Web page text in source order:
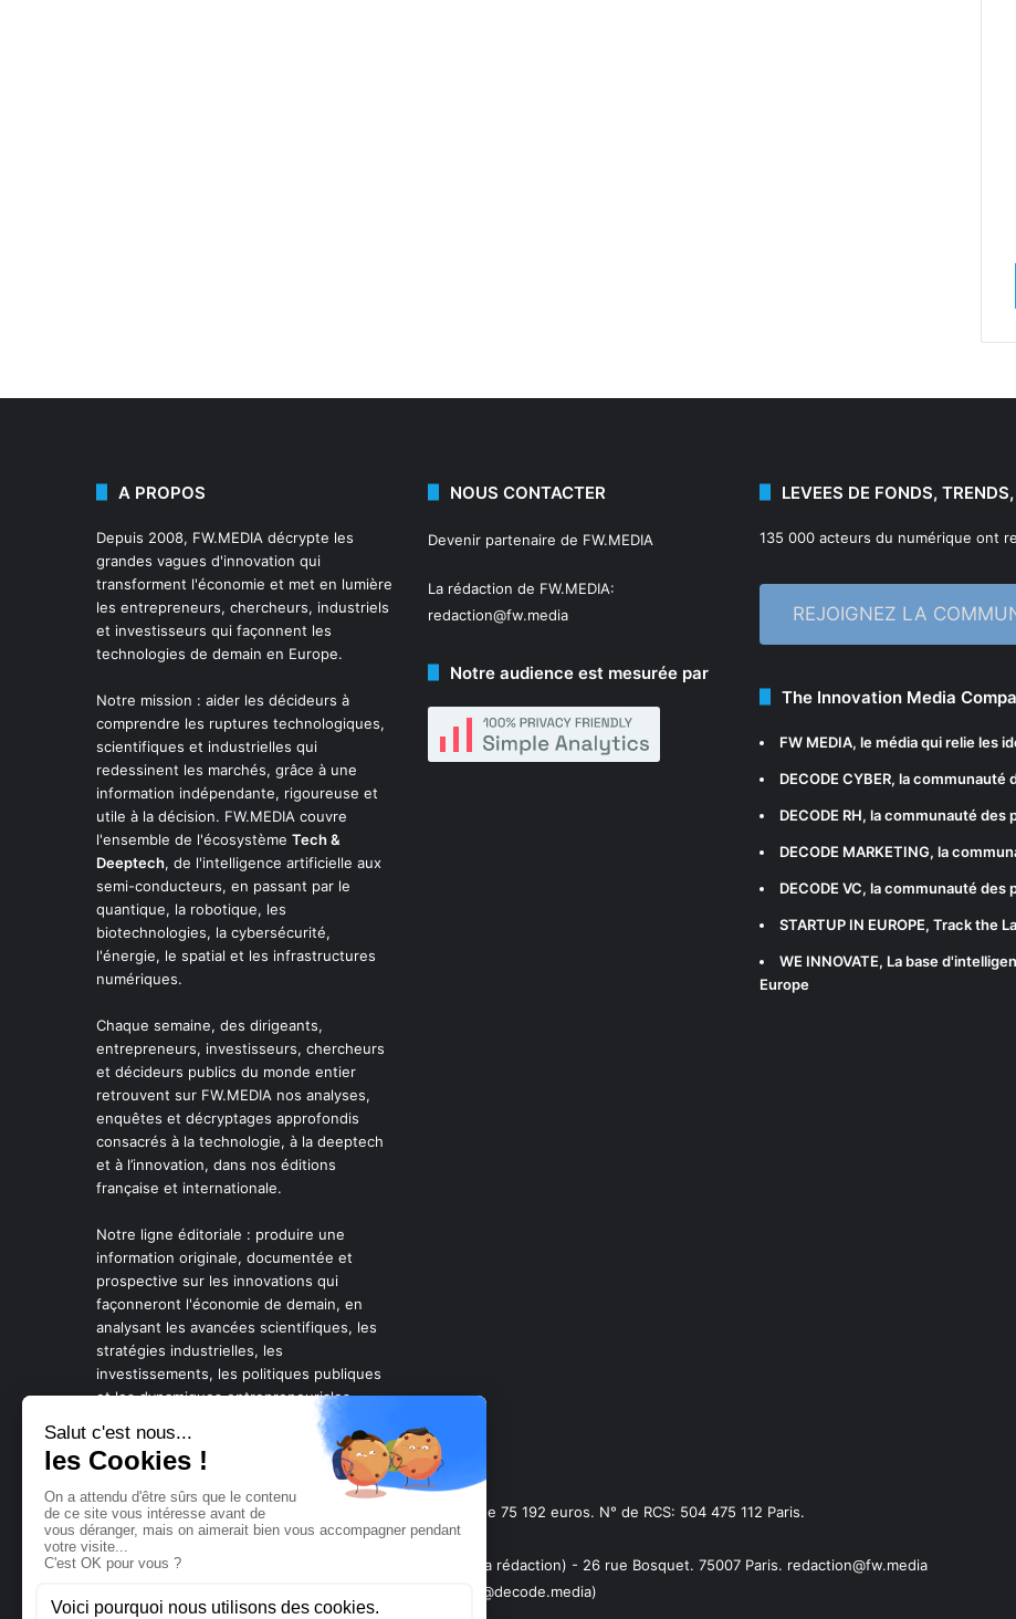
A PROPOS
Depuis 2008, FW.MEDIA décrypte les
grandes vagues d'innovation qui
transforment l'économie et met en lumière
les entrepreneurs, chercheurs, industriels
et investisseurs qui façonnent les
technologies de demain en Europe.
Notre mission : aider les décideurs à
comprendre les ruptures technologiques,
scientifiques et industrielles qui
redessinent les marchés, grâce à une
information indépendante, rigoureuse et
utile à la décision. FW.MEDIA couvre
l'ensemble de l'écosystème Tech &
Deeptech, de l'intelligence artificielle aux
semi-conducteurs, en passant par le
quantique, la robotique, les
biotechnologies, la cybersécurité,
l'énergie, le spatial et les infrastructures
numériques.
Chaque semaine, des dirigeants,
entrepreneurs, investisseurs, chercheurs
et décideurs publics du monde entier
retrouvent sur FW.MEDIA nos analyses,
enquêtes et décryptages approfondis
consacrés à la technologie, à la deeptech
et à l’innovation, dans nos éditions
française et internationale.
Notre ligne éditoriale : produire une
information originale, documentée et
prospective sur les innovations qui
façonneront l'économie de demain, en
analysant les avancées scientifiques, les
stratégies industrielles, les
investissements, les politiques publiques
et les dynamiques entrepreneuriales.
NOUS CONTACTER
Devenir partenaire de FW.MEDIA
La rédaction de FW.MEDIA:
redaction@fw.media
Notre audience est mesurée par
LEVEES DE FONDS,
135 000 acteurs du numérique ont
REJOIGNEZ LA
The Innovation Media
FW MEDIA, le média qui relie les
DECODE CYBER, la communauté
DECODE RH, la communauté des
DECODE MARKETING, la
DECODE VC, la communauté des
STARTUP IN EUROPE, Track the
WE INNOVATE, La base
Europe
Mentions légales
FW.MEDIA est édité par DECODE MEDIA SAS au capital de 75 192 euros. N° de RCS: 504 475 112 Paris.
La Rédaction: DECODE MEDIA (indiquer à l'attention de la rédaction) - 26 rue Bosquet. 75007 Paris. redaction@fw.media
(richard@decode.media)